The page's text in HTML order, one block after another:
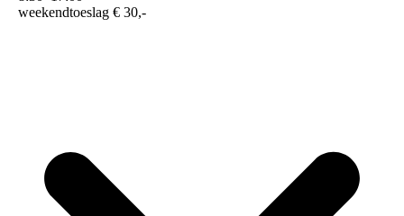
weekendtoeslag € 30,-